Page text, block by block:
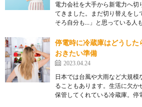
電力会社を大手から新電力へ切
てきました。まだ切り替えをし
そろ自分も…」と思っている人
停電時に冷蔵庫はどうした
おきたい準備
2023.04.24
日本では台風や大雨など大規
ることもあります。生活に欠か
保管してくれている冷蔵庫。